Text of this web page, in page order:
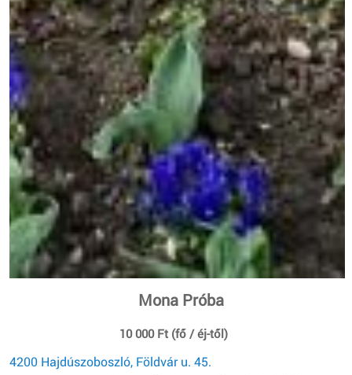
Mona Próba
10 000 Ft (fő / éj-től)
4200 Hajdúszoboszló, Földvár u. 45.